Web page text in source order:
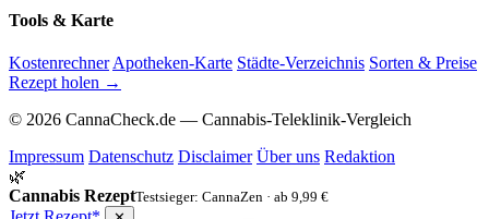
Tools & Karte
Kostenrechner Apotheken-Karte Städte-Verzeichnis Sorten & Preise
Rezept holen →
© 2026 CannaCheck.de — Cannabis-Teleklinik-Vergleich
Impressum Datenschutz Disclaimer Über uns Redaktion
🌿
Cannabis RezeptTestsieger: CannaZen · ab 9,99 €